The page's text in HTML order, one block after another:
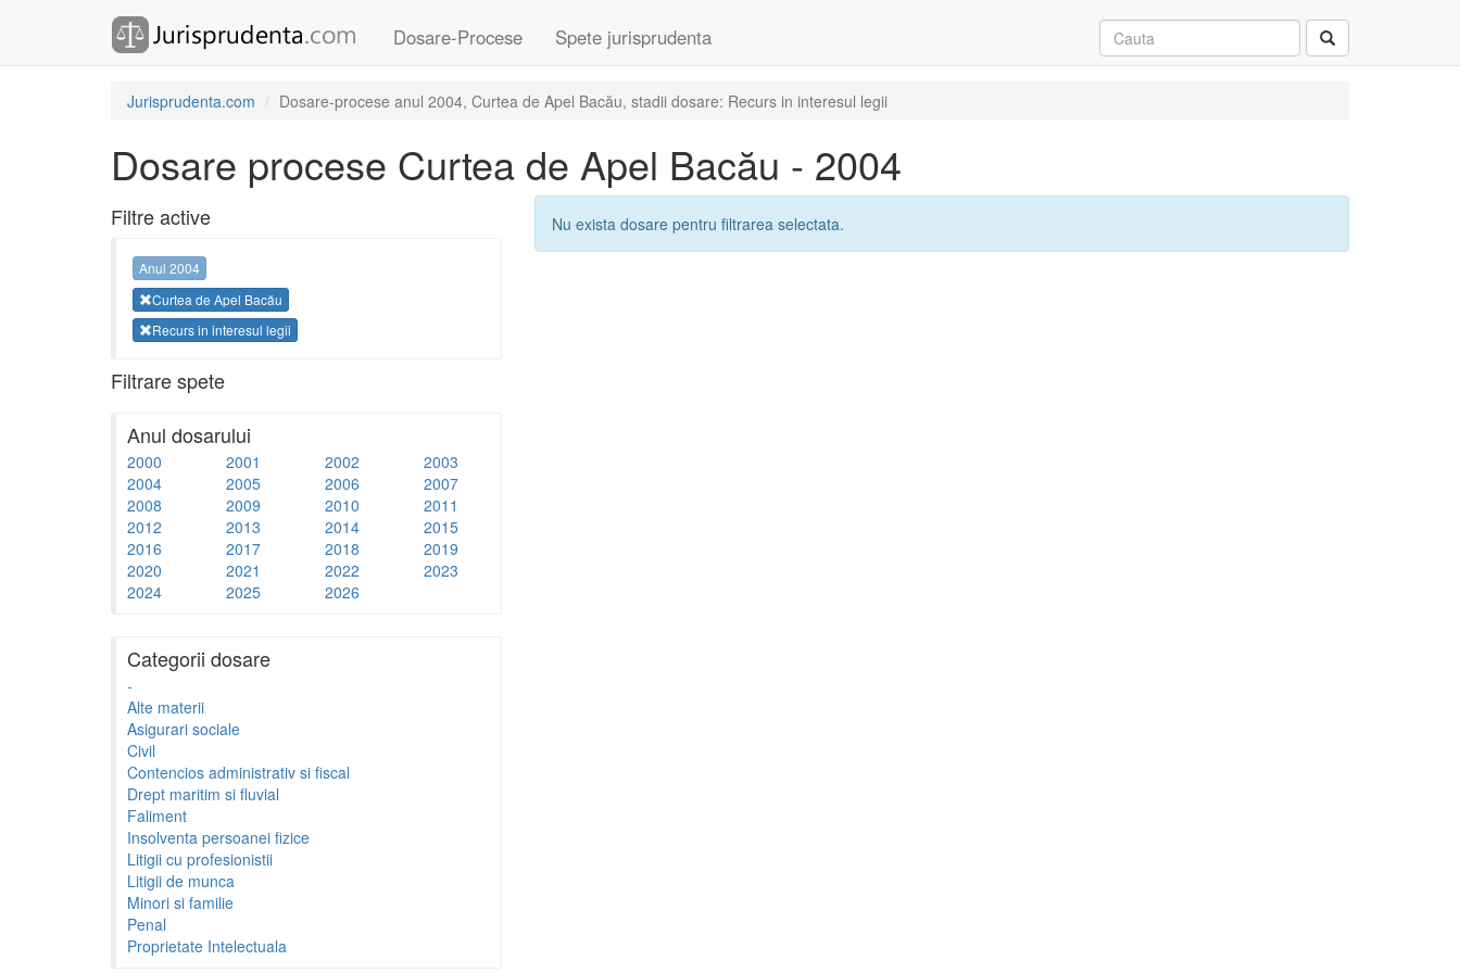
Dosare-Procese Spete jurisprudenta
Jurisprudenta.com Dosare-procese anul 2004, Curtea de Apel Bacău, stadii dosare: Recurs in interesul legii
Dosare procese Curtea de Apel Bacău - 2004
Filtre active
Anul 2004
Curtea de Apel Bacău
Recurs in interesul legii
Filtrare spete
Anul dosarului
2000 2001 2002
2003
2004
2005 2006
2007
2008
2009 2010
2011
2012
2013 2014
2015
2016
2017 2018
2019
2020
2021 2022
2023
2024
2025 2026
Categorii dosare
-
Alte materii
Asigurari sociale
Civil
Contencios administrativ si fiscal
Drept maritim si fluvial
Faliment
Insolventa persoanei fizice
Litigii cu profesionistii
Litigii de munca
Minori si familie
Penal
Proprietate Intelectuala
Nu exista dosare pentru filtrarea selectata.